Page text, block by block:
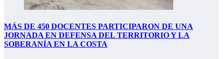
MÁS DE 450 DOCENTES PARTICIPARON DE UNA
JORNADA EN DEFENSA DEL TERRITORIO Y LA
SOBERANÍA EN LA COSTA